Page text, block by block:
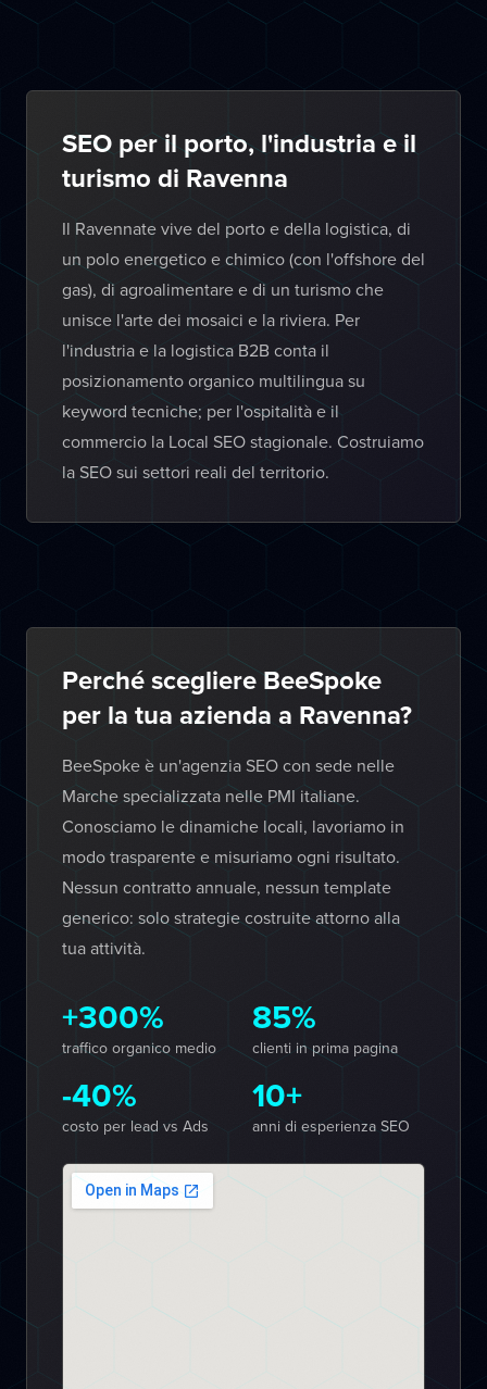
SEO per il porto, l'industria e il
turismo di Ravenna
Il Ravennate vive del porto e della logistica, di
un polo energetico e chimico (con l'offshore del
gas), di agroalimentare e di un turismo che
unisce l'arte dei mosaici e la riviera. Per
l'industria e la logistica B2B conta il
posizionamento organico multilingua su
keyword tecniche; per l'ospitalità e il
commercio la Local SEO stagionale. Costruiamo
la SEO sui settori reali del territorio.
Perché scegliere BeeSpoke
per la tua azienda a Ravenna?
BeeSpoke è un'agenzia SEO con sede nelle
Marche specializzata nelle PMI italiane.
Conosciamo le dinamiche locali, lavoriamo in
modo trasparente e misuriamo ogni risultato.
Nessun contratto annuale, nessun template
generico: solo strategie costruite attorno alla
tua attività.
+300%
traffico organico medio
85%
clienti in prima pagina
-40%
costo per lead vs Ads
10+
anni di esperienza SEO